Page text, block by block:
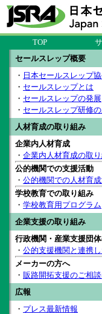
TOP
セールスレップ概要
・ 日本セールスレップ
・ セールスレップとは
・ セールスレップの発展
・ セールスレップ研修
人材育成の取り組み
企業内人材育成
・ 企業内人材育成の取
公的機関での支援活動
・ 公的機関での人材育
学校教育での取り組み
・ 学校教育用プログラム
企業支援の取り組み
行政機関・産業支援団
・ 公的支援機関と連携
メーカーの方へ
・ 販路開拓支援のご相
広報
・ プレス最新情報